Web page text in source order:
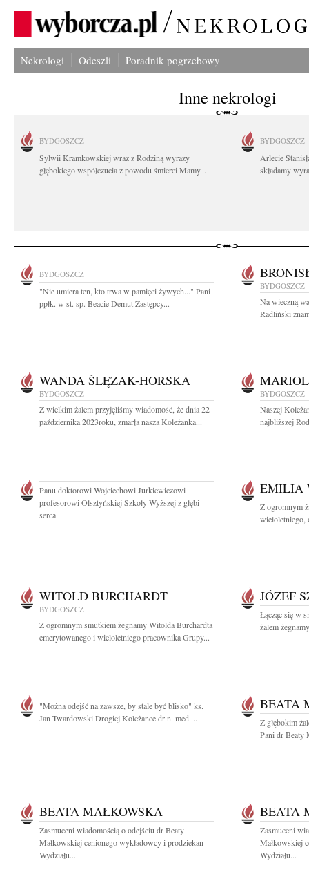
Nekrologi Odeszli Poradnik pogrzebowy
Inne nekrologi
BYDGOSZCZ
Sylwii Kramkowskiej wraz z Rodziną wyrazy
głębokiego współczucia z powodu śmierci Mamy...
BYDGOSZCZ
Arlecie
składamy
BYDGOSZCZ
"Nie umiera ten, kto trwa w pamięci żywych..." Pani
ppłk. w st. sp. Beacie Demut Zastępcy...
BYDGOSZCZ
Na wieczną
Radliński
WANDA ŚLĘZAK-HORSKA
BYDGOSZCZ
Z wielkim żalem przyjęliśmy wiadomość, że dnia 22
października 2023roku, zmarła nasza Koleżanka...
BYDGOSZCZ
Naszej
najbliższej
Panu doktorowi Wojciechowi Jurkiewiczowi
profesorowi Olsztyńskiej Szkoły Wyższej z głębi
serca...
EMILIA
Z ogromnym
wieloletniego,
WITOLD BURCHARDT
BYDGOSZCZ
Z ogromnym smutkiem żegnamy Witolda Burchardta
emerytowanego i wieloletniego pracownika Grupy...
JÓZEF
Łącząc się w
żalem
"Można odejść na zawsze, by stale być blisko" ks.
Jan Twardowski Drogiej Koleżance dr n. med....
BEATA
Z głębokim
Pani dr Beaty
BEATA MAŁKOWSKA
Zasmuceni wiadomością o odejściu dr Beaty
Małkowskiej cenionego wykładowcy i prodziekan
Wydziału...
BEATA
Zasmuceni
Małkowskiej
Wydziału...